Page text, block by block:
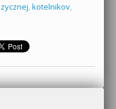
, kotelnikov,